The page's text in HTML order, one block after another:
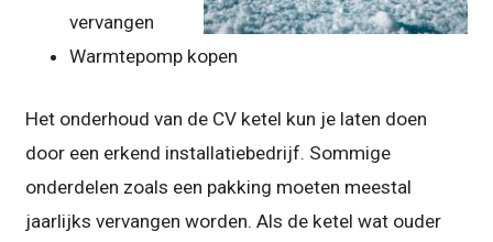
vervangen
Warmtepomp kopen
Het onderhoud van de CV ketel kun je laten doen
door een erkend installatiebedrijf. Sommige
onderdelen zoals een pakking moeten meestal
jaarlijks vervangen worden. Als de ketel wat ouder